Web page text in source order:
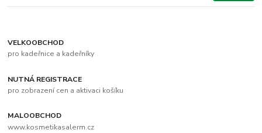
VELKOOBCHOD
pro kadeřnice a kadeřníky
NUTNÁ REGISTRACE
pro zobrazení cen a aktivaci košíku
MALOOBCHOD
www.kosmetikasalerm.cz